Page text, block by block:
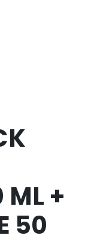
ML +
50